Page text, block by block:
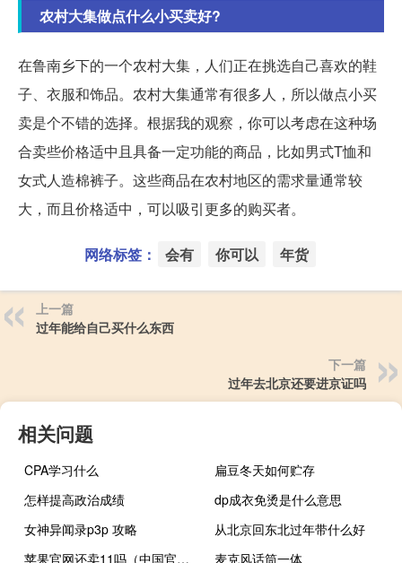
农村大集做点什么小买卖好?
在鲁南乡下的一个农村大集，人们正在挑选自己喜欢的鞋
子、衣服和饰品。农村大集通常有很多人，所以做点小买
卖是个不错的选择。根据我的观察，你可以考虑在这种场
合卖些价格适中且具备一定功能的商品，比如男式T恤和
女式人造棉裤子。这些商品在农村地区的需求量通常较
大，而且价格适中，可以吸引更多的购买者。
网络标签： 会有 你可以 年货
上一篇
过年能给自己买什么东西
下一篇
过年去北京还要进京证吗
相关问题
CPA学习什么
扁豆冬天如何贮存
怎样提高政治成绩
dp成衣免烫是什么意思
女神异闻录p3p 攻略
从北京回东北过年带什么好
苹果官网还卖11吗（中国官网iPad）
麦克风话筒一体